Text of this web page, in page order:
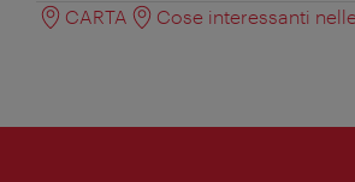
CARTA
Cose interessanti